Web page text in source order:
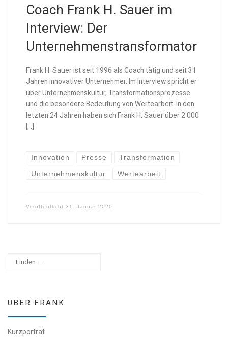
Coach Frank H. Sauer im
Interview: Der
Unternehmenstransformator
Frank H. Sauer ist seit 1996 als Coach tätig und seit 31
Jahren innovativer Unternehmer. Im Interview spricht er
über Unternehmenskultur, Transformationsprozesse
und die besondere Bedeutung von Wertearbeit. In den
letzten 24 Jahren haben sich Frank H. Sauer über 2.000
[…]
Innovation Presse Transformation
Unternehmenskultur Wertearbeit
Veröffentlicht 31. Januar 2020
ÜBER FRANK
Kurzporträt